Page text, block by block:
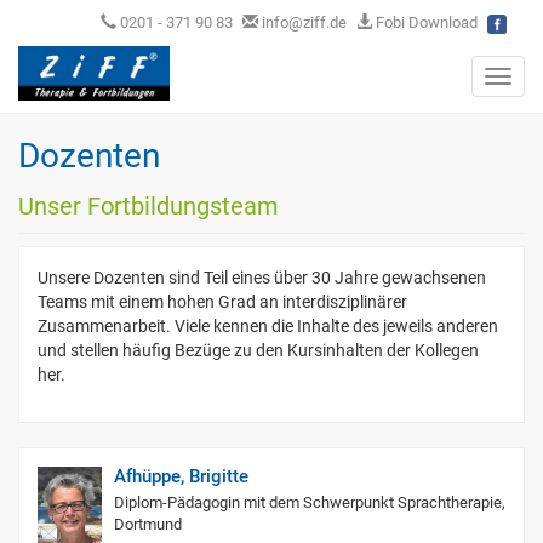
0201 - 371 90 83 info@ziff.de Fobi Download
Dozenten
Unser Fortbildungsteam
Unsere Dozenten sind Teil eines über 30 Jahre gewachsenen
Teams mit einem hohen Grad an interdisziplinärer
Zusammenarbeit. Viele kennen die Inhalte des jeweils anderen
und stellen häufig Bezüge zu den Kursinhalten der Kollegen
her.
Afhüppe, Brigitte
Diplom-Pädagogin mit dem Schwerpunkt Sprachtherapie,
Dortmund